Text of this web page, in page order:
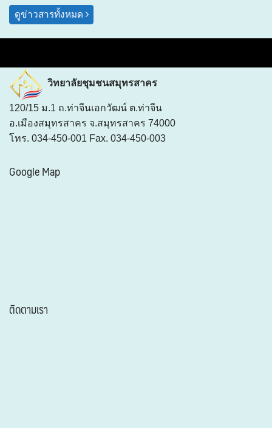
ดูข่าวสารทั้งหมด
วิทยาลัยชุมชนสมุทรสาคร
120/15 ม.1 ถ.ท่าจีนเอกวัฒน์ ต.ท่าจีน
อ.เมืองสมุทรสาคร จ.สมุทรสาคร 74000
โทร. 034-450-001 Fax. 034-450-003
Google Map
ติดตามเรา